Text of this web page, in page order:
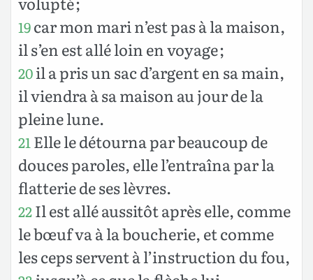
19car mon mari n’est pas à la maison,
il s’en est allé loin en voyage ;
20il a pris un sac d’argent en sa main,
il viendra à sa maison au jour de la
pleine lune.
21 Elle le détourna par beaucoup de
douces paroles, elle l’entraîna par la
flatterie de ses lèvres.
22Il est allé aussitôt après elle, comme
le bœuf va à la boucherie, et comme
les ceps servent à l’instruction du fou,